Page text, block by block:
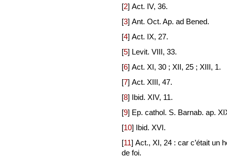
[2] Act. IV, 36.
[3] Ant. Oct. Ap. ad Bened.
[4] Act. IX, 27.
[5] Levit. VIII, 33.
[6] Act. XI, 30 ; XII, 25 ; XIII, 1.
[7] Act. XIII, 47.
[8] Ibid. XIV, 11.
[9] Ep. cathol. S. Barnab. ap.
[10] Ibid. XVI.
[11] Act., XI, 24 : car c’était un
de foi.